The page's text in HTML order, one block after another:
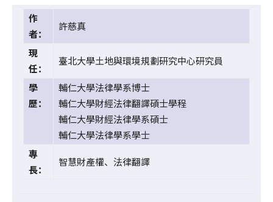
作
者：
許慈真
現
任：
臺北大學土地與環境規劃研究中心研究員
學
歷：
輔仁大學法律學系博士
輔仁大學財經法律翻譯碩士學程
輔仁大學財經法律學系碩士
輔仁大學法律學系學士
專
長：
智慧財產權、法律翻譯